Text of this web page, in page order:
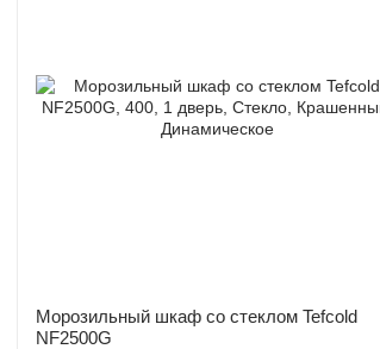
Морозильный шкаф со стеклом Tefcold
NF2500G